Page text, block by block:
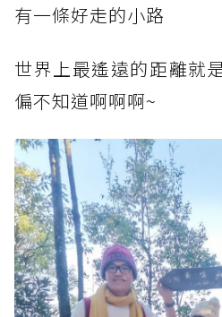
有一條好走的小路
世界上最遙遠的距離就
偏不知道啊啊啊~